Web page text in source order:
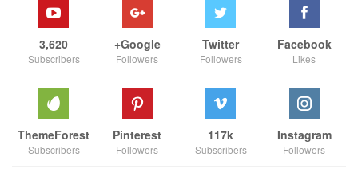
Facebook
Likes
Twitter
Followers
Google+
Followers
3,620
Subscribers
Instagram
Followers
117k
Subscribers
Pinterest
Followers
ThemeForest
Subscribers